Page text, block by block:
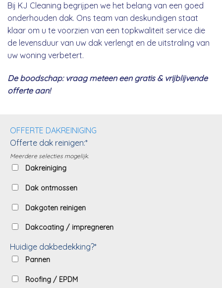
Bij KJ Cleaning begrijpen we het belang van een goed
onderhouden dak. Ons team van deskundigen staat
klaar om u te voorzien van een topkwaliteit service die
de levensduur van uw dak verlengt en de uitstraling van
uw woning verbetert.
De boodschap: vraag meteen een gratis & vrijblijvende
offerte aan!
OFFERTE DAKREINIGING
Offerte dak reinigen:*
Meerdere selecties mogelijk.
Dakreiniging
Dak ontmossen
Dakgoten reinigen
Dakcoating / impregneren
Huidige dakbedekking?*
Pannen
Roofing / EPDM